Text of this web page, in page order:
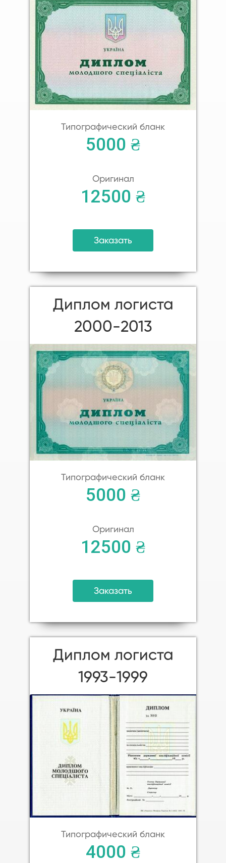
Типографический бланк
5000 ₴
Оригинал
12500 ₴
Заказать
Диплом логиста
2000-2013
Типографический бланк
5000 ₴
Оригинал
12500 ₴
Заказать
Диплом логиста
1993-1999
Типографический бланк
4000 ₴